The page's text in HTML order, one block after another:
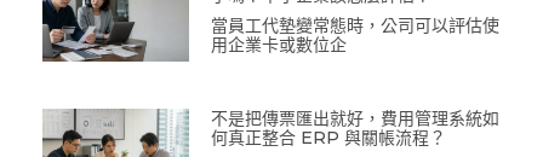
當員工代墊變常態時，公司可以評估使
用企業卡或數位企
不是把傳票匯出就好，費用管理系統如
何真正整合 ERP 與關帳流程？